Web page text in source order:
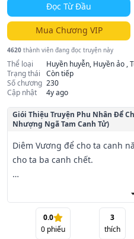
Đọc Từ Đầu
Mua Chương VIP
4620 thành viên đang đọc truyện này
Thể loại
Huyền huyễn, Huyền ảo ,
Trạng thái
Còn tiếp
Số chương 230
Cập nhật
4y ago
Giói Thiệu Truyện Phu Nhân Để
Nhượng Ngã Tam Canh Tử)
Diêm Vương để cho ta canh
cho ta ba canh chết.
nhiên rơi ra một trận mưa
quỷ dị. . . 】
0.0
0phiếu
3
thích